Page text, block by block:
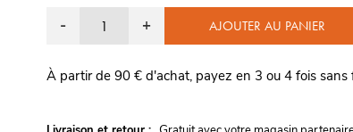
- + AJOUTER AU PANIER
À partir de 90 € d'achat, payez en 3 ou 4 fois sans